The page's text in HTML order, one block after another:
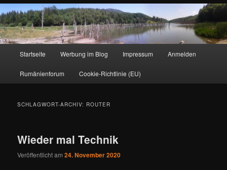
Startseite Werbung im Blog Impressum Anmelden
Rumänienforum Cookie-Richtlinie (EU)
SCHLAGWORT-ARCHIV: ROUTER
Wieder mal Technik
Veröffentlicht am24. November 2020